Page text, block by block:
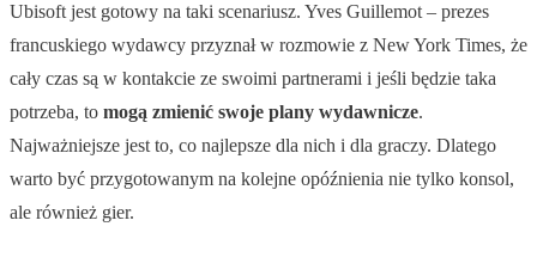
Ubisoft jest gotowy na taki scenariusz. Yves Guillemot – prezes
francuskiego wydawcy przyznał w rozmowie z New York Times, że
cały czas są w kontakcie ze swoimi partnerami i jeśli będzie taka
potrzeba, to mogą zmienić swoje plany wydawnicze.
Najważniejsze jest to, co najlepsze dla nich i dla graczy. Dlatego
warto być przygotowanym na kolejne opóźnienia nie tylko konsol,
ale również gier.